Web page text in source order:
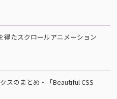
得たスクロールアニメーション
スのまとめ・「Beautiful CSS